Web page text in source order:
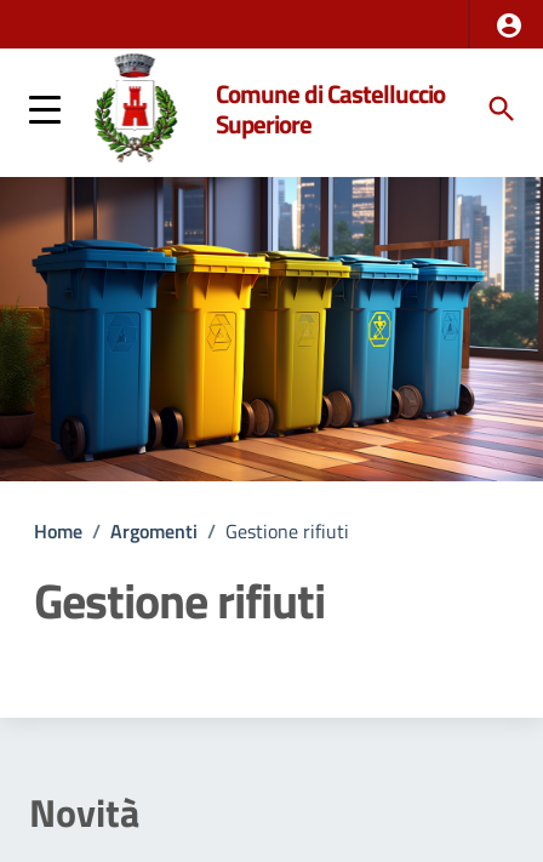
Comune di Castelluccio
Superiore
Home / Argomenti / Gestione rifiuti
Gestione rifiuti
Novità